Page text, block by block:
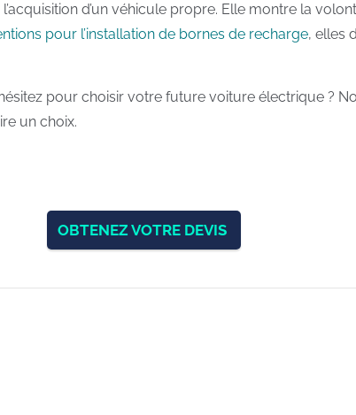
d’un véhicule propre. Elle montre la
pour l’installation de bornes de recharge, elles
pour choisir votre future voiture électrique ?
un choix.
OBTENEZ VOTRE DEVIS